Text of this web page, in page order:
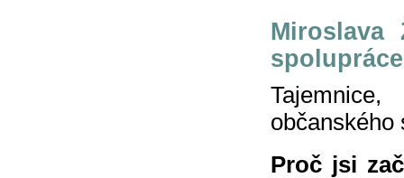
Miroslava
občanského
Proč jsi